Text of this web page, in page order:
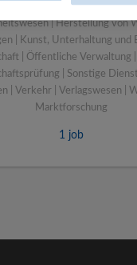
| Finanz- und
| Herstellung von
| Kunst, Unterhaltung und
| Öffentliche Verwaltung
| Sonstige
| Verkehr | Verlagswesen |
Marktforschung
1 job